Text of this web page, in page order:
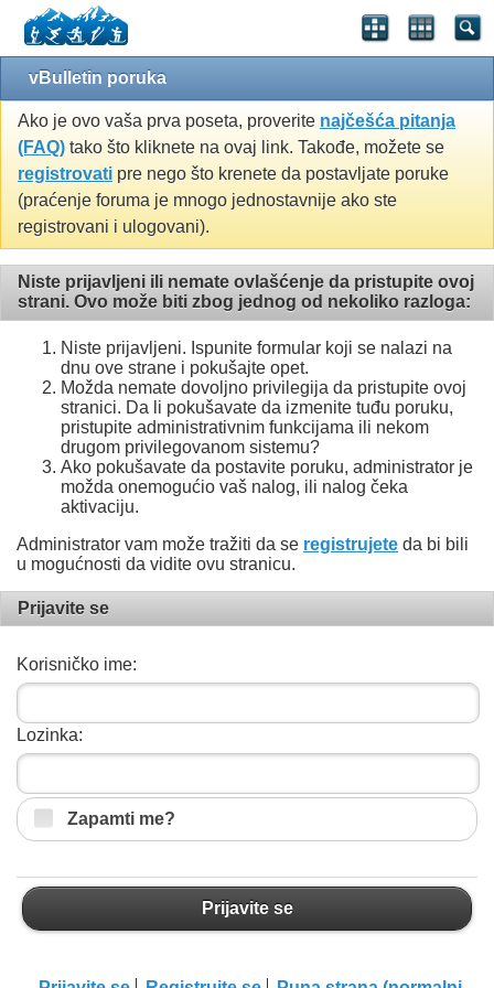
vBulletin poruka
Ako je ovo vaša prva poseta, proverite najčešća pitanja
(FAQ) tako što kliknete na ovaj link. Takođe, možete se
registrovati pre nego što krenete da postavljate poruke
(praćenje foruma je mnogo jednostavnije ako ste
registrovani i ulogovani).
Niste prijavljeni ili nemate ovlašćenje da pristupite ovoj
strani. Ovo može biti zbog jednog od nekoliko razloga:
Niste prijavljeni. Ispunite formular koji se nalazi na
dnu ove strane i pokušajte opet.
Možda nemate dovoljno privilegija da pristupite ovoj
stranici. Da li pokušavate da izmenite tuđu poruku,
pristupite administrativnim funkcijama ili nekom
drugom privilegovanom sistemu?
Ako pokušavate da postavite poruku, administrator je
možda onemogućio vaš nalog, ili nalog čeka
aktivaciju.
Administrator vam može tražiti da se registrujete da bi bili
u mogućnosti da vidite ovu stranicu.
Prijavite se
Korisničko ime:
Lozinka:
Zapamti me?
Prijavite se